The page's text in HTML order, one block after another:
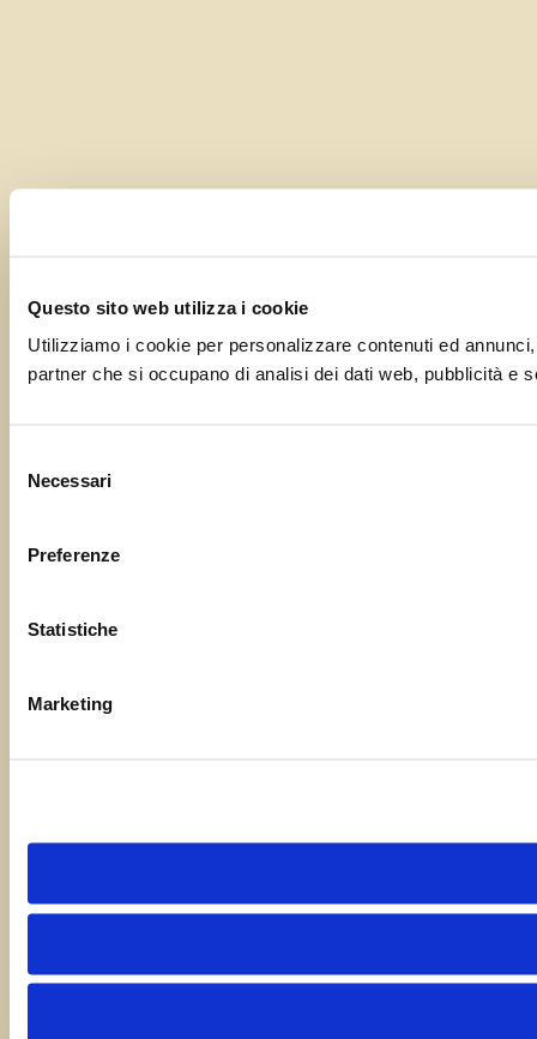
Questo sito web utilizza i cookie
Utilizziamo i cookie per personalizzare contenuti ed
partner che si occupano di analisi dei dati web, pubblicità e
delNecessari
Preferenze
Statistiche
Marketing